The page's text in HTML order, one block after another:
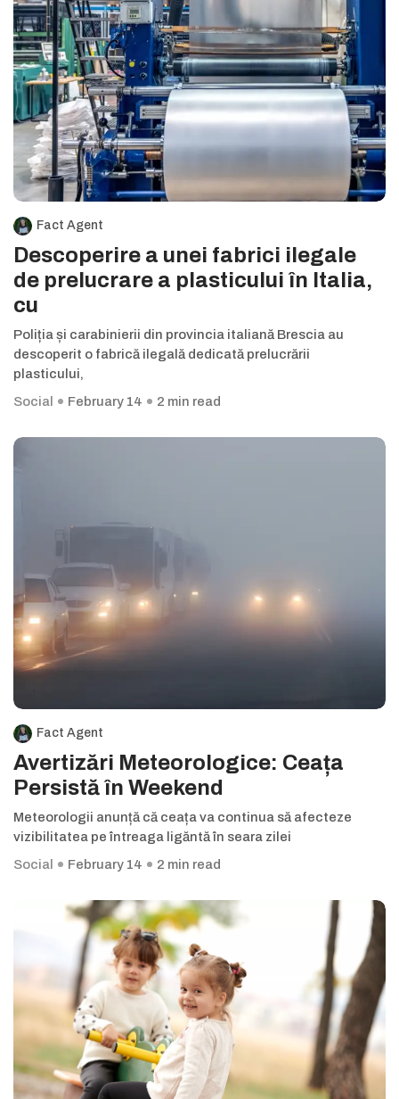
Fact Agent
Descoperire a unei fabrici ilegale
de prelucrare a plasticului în Italia,
cu
Poliția și carabinierii din provincia italiană Brescia au
descoperit o fabrică ilegală dedicată prelucrării
plasticului,
Social
February 14 2 min read
Fact Agent
Avertizări Meteorologice: Ceața
Persistă în Weekend
Meteorologii anunță că ceața va continua să afecteze
vizibilitatea pe întreaga ligăntă în seara zilei
Social
February 14 2 min read